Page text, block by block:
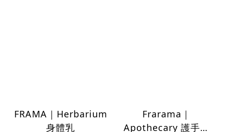
FRAMA｜Herbarium
身體乳
Frarama｜
Apothecary 護手霜